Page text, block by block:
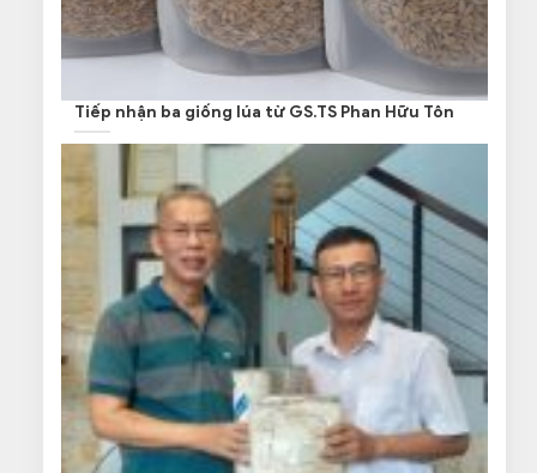
Tiếp nhận ba giống lúa từ GS.TS Phan Hữu Tôn